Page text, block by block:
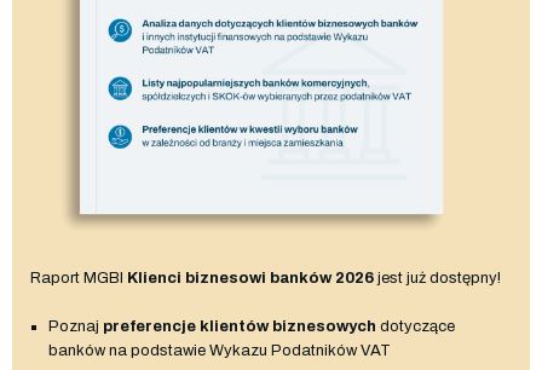
Raport MGBI Klienci biznesowi banków 2026 jest już dostępny!
Poznaj preferencje klientów biznesowych dotyczące
banków na podstawie Wykazu Podatników VAT